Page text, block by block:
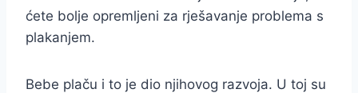
ćete bolje opremljeni za rješavanje problema s
plakanjem.
Bebe plaču i to je dio njihovog razvoja. U toj su